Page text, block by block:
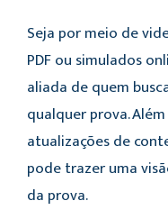
Seja por meio de
PDF ou simulados
aliada de quem
qualquer prova.
atualizações de
pode trazer uma
da prova.